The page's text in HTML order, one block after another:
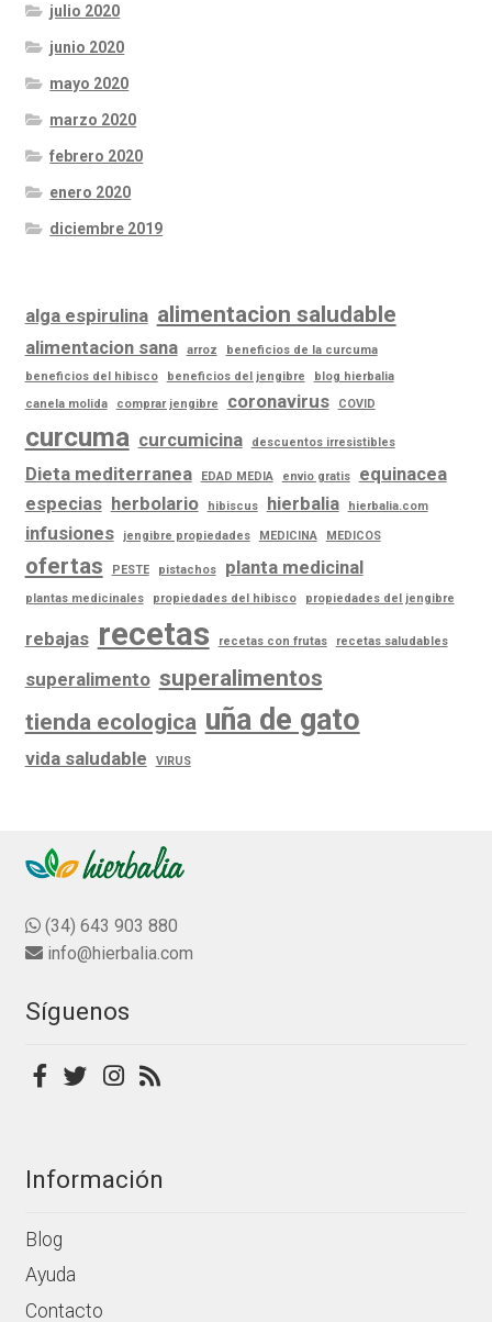
julio 2020
junio 2020
mayo 2020
marzo 2020
febrero 2020
enero 2020
diciembre 2019
alga espirulina alimentacion saludable
alimentacion sana arroz
beneficios de la curcuma
beneficios del hibisco
beneficios del jengibre
blog hierbalia
canela molida
comprar jengibre coronavirus COVID
curcuma curcumicina descuentos irresistibles
Dieta mediterranea EDAD MEDIA envio gratis
equinacea
especias herbolario hibiscus hierbalia hierbalia.com
infusiones jengibre propiedades MEDICINA MEDICOS
ofertas PESTE pistachos planta medicinal
plantas medicinales propiedades del hibisco propiedades del jengibre
rebajas recetas recetas con frutas recetas saludables
superalimento superalimentos
tienda ecologica uña de gato
vida saludable VIRUS
(34) 643 903 880
info@hierbalia.com
Síguenos
Información
Blog
Ayuda
Contacto